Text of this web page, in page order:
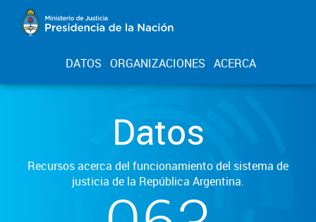
DATOS ORGANIZACIONES ACERCA
Datos
Recursos acerca del funcionamiento del sistema de
justicia de la República Argentina.